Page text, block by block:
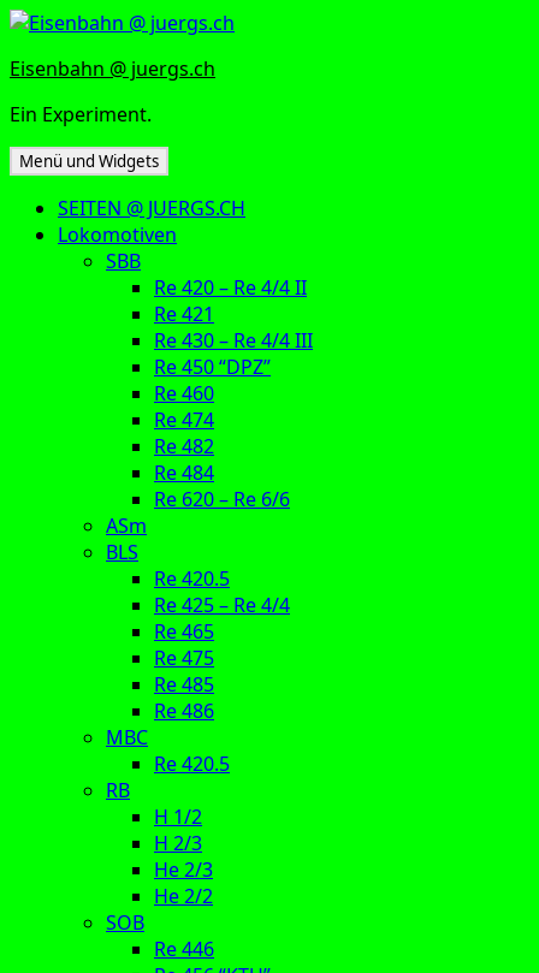
Zum
springen
Eisenbahn @ juergs.ch
Ein Experiment.
Menü und Widgets
SEITEN @ JUERGS.CH
Lokomotiven
SBB
Re 420 – Re 4/4 II
Re 421
Re 430 – Re 4/4 III
Re 450 “DPZ”
Re 460
Re 474
Re 482
Re 484
Re 620 – Re 6/6
ASm
BLS
Re 420.5
Re 425 – Re 4/4
Re 465
Re 475
Re 485
Re 486
MBC
Re 420.5
RB
H 1/2
H 2/3
He 2/3
He 2/2
SOB
Re 446